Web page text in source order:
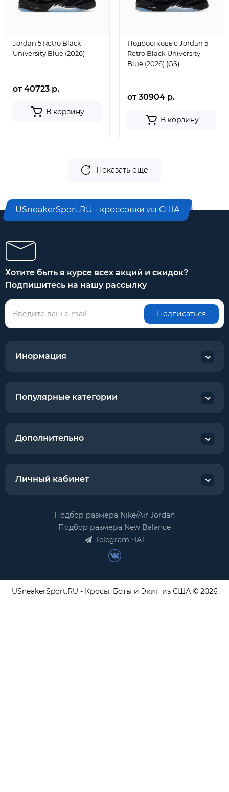
Jordan 5 Retro Black
University Blue (2026)
от 40723 р.
В корзину
Подростковые Jordan 5
Retro Black University
Blue (2026) (GS)
от 30904 р.
В корзину
Показать еще
USneakerSport.RU - кроссовки из США
Хотите быть в курсе всех акций и скидок?
Подпишитесь на нашу рассылку
Подписаться
Инормация
Популярные категории
Дополнительно
Личный кабинет
Подбор размера Nike/Air Jordan
Подбор размера New Balance
Telegram ЧАТ
USneakerSport.RU - Кросы, Боты и Экип из США © 2026